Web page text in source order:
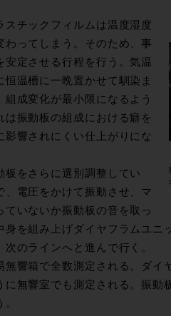
チックフィルムは温度湿度
ってしまう。そのため、事
定させる行程を行う。気温
温槽に一晩置かせて馴染ま
成変化が最小限になるよう
振動板の組成における癖を
響されにくい仕上がりにな
板をさらに選別調整してい
、電圧をかけて振動させ、マ
いないか振動板の音を取っ
身を組み上げダイヤフラムユニ
のラインへと進んで行く。
無響箱で全数測定される。ダイ
に無響室でも測定される。振動